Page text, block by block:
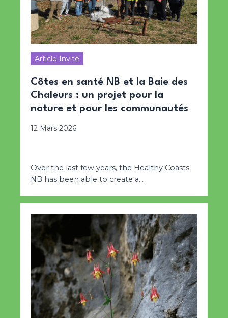
Article Invité
Côtes en santé NB et la Baie des
Chaleurs : un projet pour la
nature et pour les communautés
12 Mars 2026
Over the last few years, the Healthy Coasts
NB has been able to create a…